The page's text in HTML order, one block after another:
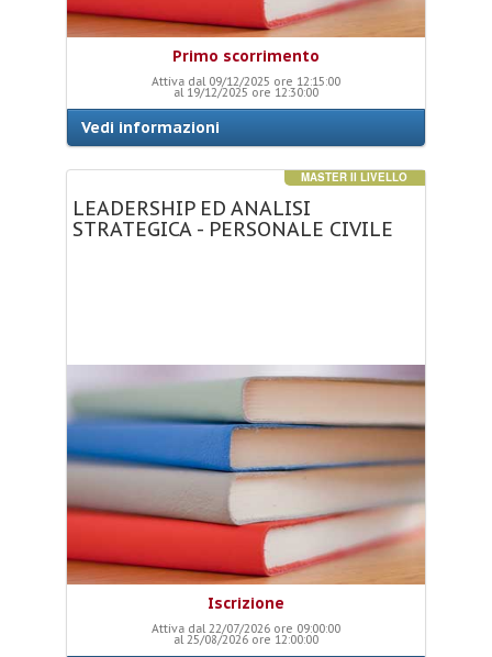
Primo scorrimento
Attiva dal 09/12/2025 ore 12:15:00
al 19/12/2025 ore 12:30:00
Vedi informazioni
MASTER II LIVELLO
LEADERSHIP ED ANALISI
STRATEGICA - PERSONALE CIVILE
Iscrizione
Attiva dal 22/07/2026 ore 09:00:00
al 25/08/2026 ore 12:00:00